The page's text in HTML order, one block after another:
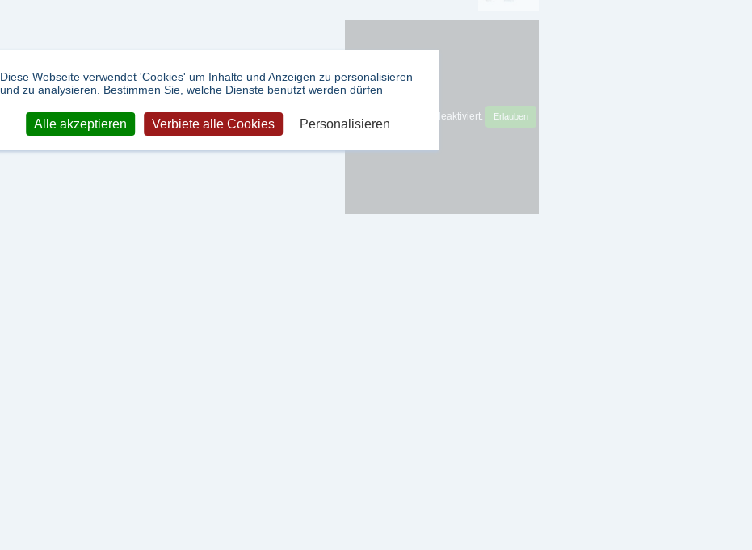
Google Adsense ist deaktiviert. Erlauben
Diese Webseite verwendet 'Cookies' um Inhalte und Anzeigen zu personalisieren
und zu analysieren. Bestimmen Sie, welche Dienste benutzt werden dürfen
Alle akzeptieren Verbiete alle Cookies Personalisieren